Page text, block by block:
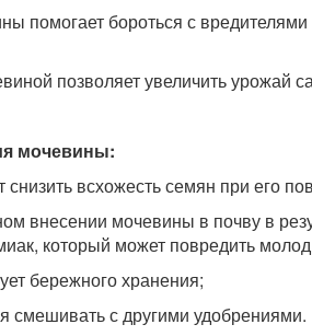
помогает бороться с
позволяет увеличить урожай
мочевины:
снизить всхожесть семян при его
внесении мочевины в почву в
который может повредить
бережного хранения;
смешивать с другими удобрениями.